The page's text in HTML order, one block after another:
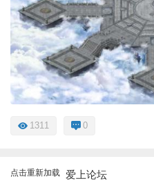
1311 0
点击重新加载 爱上论坛